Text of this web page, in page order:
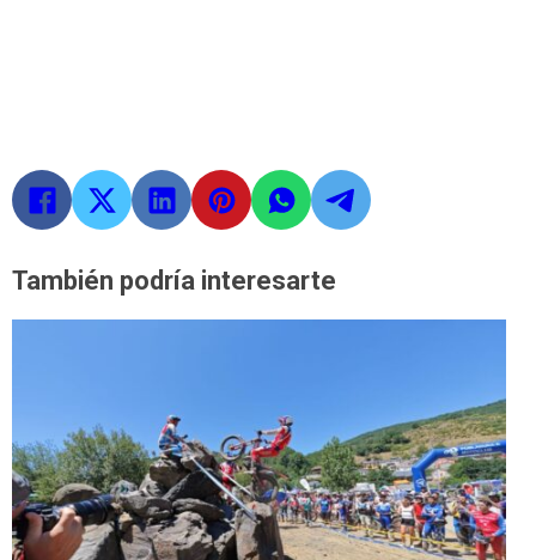
También podría interesarte